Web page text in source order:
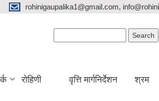
rohinigaupalika1@gmail.com,
रोहिणी वृत्ति मार्गनिर्देशन श्रम